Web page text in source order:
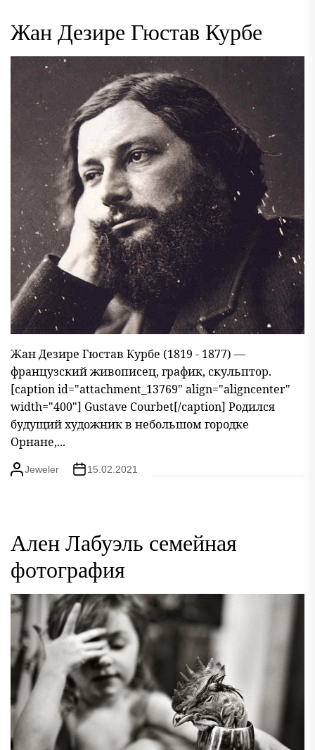
Жан Дезире Гюстав Курбе
Жан Дезире Гюстав Курбе (1819 - 1877) —
французский живописец, график, скульптор.
[caption id="attachment_13769" align="aligncenter"
width="400"] Gustave Courbet[/caption] Родился
будущий художник в небольшом городке
Орнане,...
Jeweler 15.02.2021
Ален Лабуэль семейная
фотография